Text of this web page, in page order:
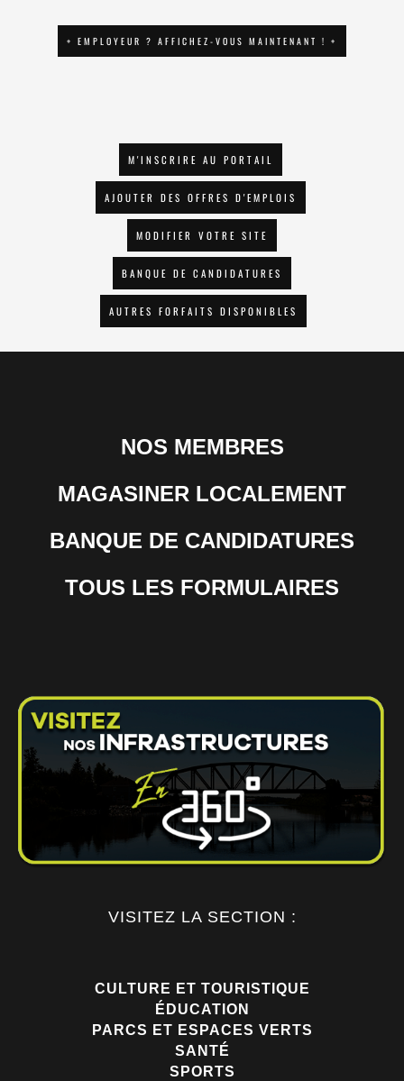
+ EMPLOYEUR ? AFFICHEZ-VOUS MAINTENANT ! +
M'INSCRIRE AU PORTAIL
AJOUTER DES OFFRES D'EMPLOIS
MODIFIER VOTRE SITE
BANQUE DE CANDIDATURES
AUTRES FORFAITS DISPONIBLES
NOS MEMBRES
MAGASINER LOCALEMENT
BANQUE DE CANDIDATURES
TOUS LES FORMULAIRES
VISITEZ LA SECTION :
CULTURE ET TOURISTIQUE
ÉDUCATION
PARCS ET ESPACES VERTS
SANTÉ
SPORTS